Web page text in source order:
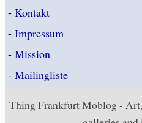
- Kontakt
- Impressum
- Mission
- Mailingliste
Thing Frankfurt Moblog -